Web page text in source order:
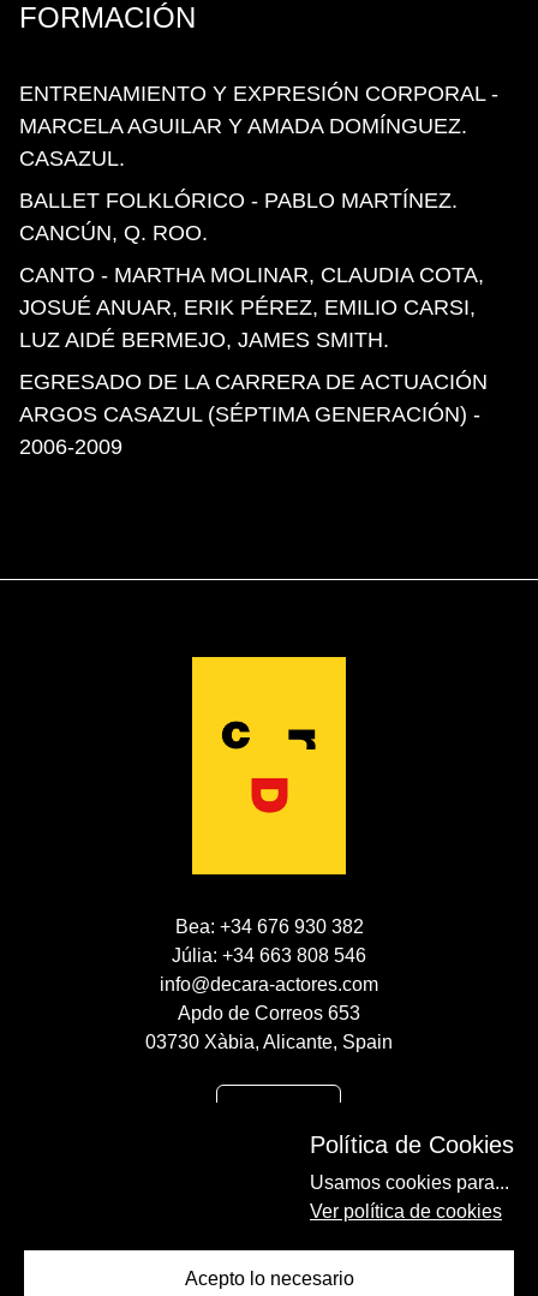
Política de Cookies
Usamos cookies para...
Ver política de cookies
Acepto lo necesario
FORMACIÓN
ENTRENAMIENTO Y EXPRESIÓN CORPORAL-
MARCELA AGUILAR Y AMADA DOMÍNGUEZ.
CASAZUL.
BALLET FOLKLÓRICO - PABLO MARTÍNEZ.
CANCÚN, Q. ROO.
CANTO - MARTHA MOLINAR, CLAUDIA COTA,
JOSUÉ ANUAR, ERIK PÉREZ, EMILIO CARSI,
LUZ AIDÉ BERMEJO, JAMES SMITH.
EGRESADO DE LA CARRERA DE ACTUACIÓN
ARGOS CASAZUL (SÉPTIMA GENERACIÓN) -
2006-2009
Bea: +34 676 930 382
Júlia: +34 663 808 546
info@decara-actores.com
Apdo de Correos 653
03730 Xàbia, Alicante, Spain
AVISO LEGAL
POLÍTICA DE COOKIES